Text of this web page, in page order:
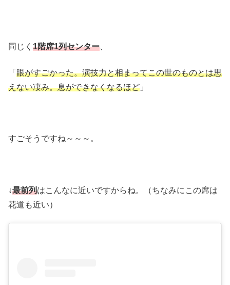
同じく 1階席1列センター
「 眼がすごかった。演技力と相まってこの世のものとは思
えない凄み。息ができなくなるほど 」
すごそうですね～～～。
↓最前列はこんなに近いですからね。（ちなみにこの席は
花道も近い）